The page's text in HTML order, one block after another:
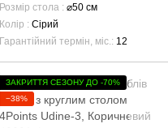
Розмір стола
⌀50 см
Колір
Сірий
Гарантійний термін, міс. 12
ЗАКРИТТЯ СЕЗОНУ ДО -70%
−38%